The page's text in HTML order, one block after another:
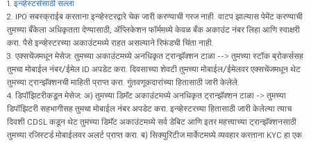
1. इन्व्हेस्टर्ससाठी सल्ला
2. IPO सबस्क्राईब करताना इन्व्हेस्टरद्वारे चेक जारी करण्याची गरज नाही. वाटप झाल्यास पेमेंट करण्याची
तुमच्या बँकेला अधिकृतता देण्यासाठी, ॲप्लिकेशन फॉर्ममध्ये केवळ बँक अकाउंट नंबर लिहा आणि स्वाक्षरी
करा. पैसे इन्व्हेस्टरच्या अकाउंटमध्ये राहत असल्याने रिफंडची चिंता नाही.
3. एक्सचेंजमधून मेसेज: तुमच्या अकाउंटमध्ये अनधिकृत ट्रान्झॅक्शन टाळा --> तुमच्या स्टॉक ब्रोकर्ससह
तुमचा मोबाईल नंबर/ईमेल ID अपडेट करा. दिवसाच्या शेवटी तुमच्या मोबाईल/ईमेलवर एक्सचेंजमधून थेट
तुमच्या ट्रान्झॅक्शनची माहिती प्राप्त करा. गुंतवणूकदारांच्या हितासाठी जारी केलेले.
4. डिपॉझिटरीकडून मेसेज: अ) तुमच्या डिमॅट अकाउंटमध्ये अनधिकृत ट्रान्झॅक्शन टाळा -> तुमच्या
डिपॉझिटरी सहभागीसह तुमचा मोबाईल नंबर अपडेट करा. इन्व्हेस्टरच्या हितासाठी जारी केलेल्या त्याच
दिवशी CDSL कडून थेट तुमच्या डिमॅट अकाउंटमध्ये सर्व डेबिट आणि इतर महत्त्वाच्या ट्रान्झॅक्शनसाठी
तुमच्या रजिस्टर्ड मोबाईलवर अलर्ट प्राप्त करा. ब) सिक्युरिटीज मार्केटमध्ये व्यवहार करताना KYC हा एक